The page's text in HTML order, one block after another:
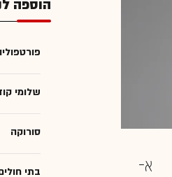
הוספה
פורטפוליו
שלומי
סורוקה
בתי